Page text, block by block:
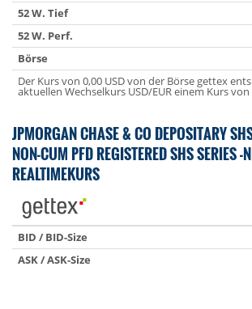
52 W. Tief
52 W. Perf.
Börse
Der Kurs von 0,00 USD von der Börse gettex
aktuellen Wechselkurs USD/EUR einem Kurs von
JPMORGAN CHASE & CO DEPOSITARY
NON-CUM PFD REGISTERED SHS SERIES -
REALTIMEKURS
BID / BID-Size
ASK / ASK-Size